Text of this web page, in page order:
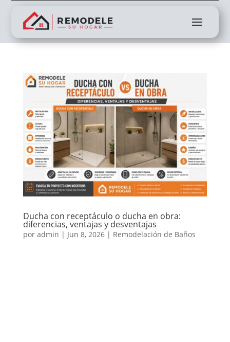
Ducha con receptáculo o ducha en obra:
diferencias, ventajas y desventajas
por admin | Jun 8, 2026| Remodelación de Baños